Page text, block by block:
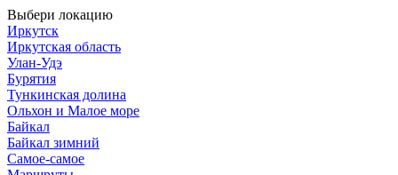
Выбери локацию
Иркутск
Иркутская область
Улан-Удэ
Бурятия
Тункинская долина
Ольхон и Малое море
Байкал
Байкал зимний
Самое-самое